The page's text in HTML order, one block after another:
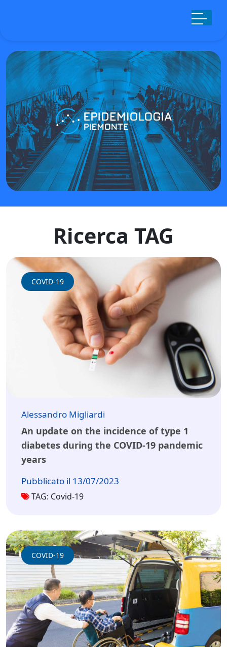
Ricerca TAG
COVID-19
Alessandro Migliardi
An update on the incidence of type 1
diabetes during the COVID-19 pandemic
years
Pubblicato il 13/07/2023
TAG: Covid-19
COVID-19